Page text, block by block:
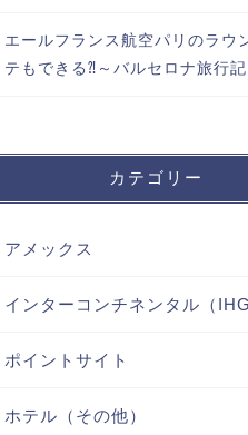
エールフランス航空パリのラウ
テもできる⁈～バルセロナ旅行記
カテゴリー
アメックス
インターコンチネンタル（
ポイントサイト
ホテル（その他）